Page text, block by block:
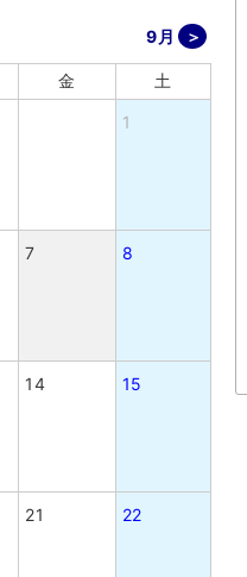
9月
金 土
1
7 8
14 15
21 22